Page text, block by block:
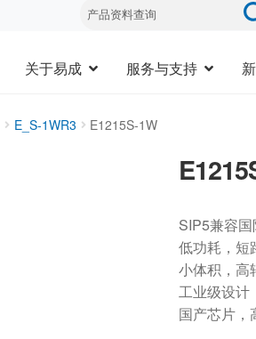
关于易成 服务与支持
E_S-1WR3 E1215S-1W
SIP5兼容
低功耗，短
小体积，高
工业级设计
国产芯片，